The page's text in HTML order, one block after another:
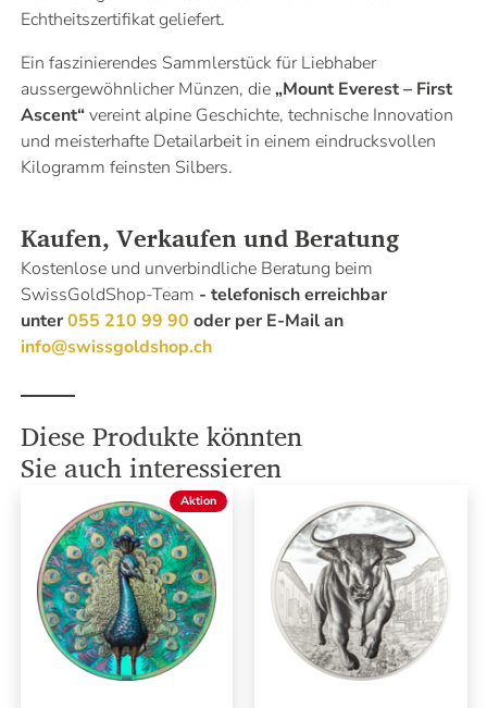
Echtheitszertifikat geliefert.
Ein faszinierendes Sammlerstück für Liebhaber
aussergewöhnlicher Münzen, die„Mount Everest – First
Ascent“vereint alpine Geschichte, technische Innovation
und meisterhafte Detailarbeit in einem eindrucksvollen
Kilogramm feinsten Silbers.
Kaufen, Verkaufen und Beratung
Kostenlose und unverbindliche Beratung beim
SwissGoldShop-Team - telefonisch erreichbar
unter055 210 99 90 oder per E-Mail an
info@swissgoldshop.ch
Diese Produkte könnten
Sie auch interessieren
Aktion